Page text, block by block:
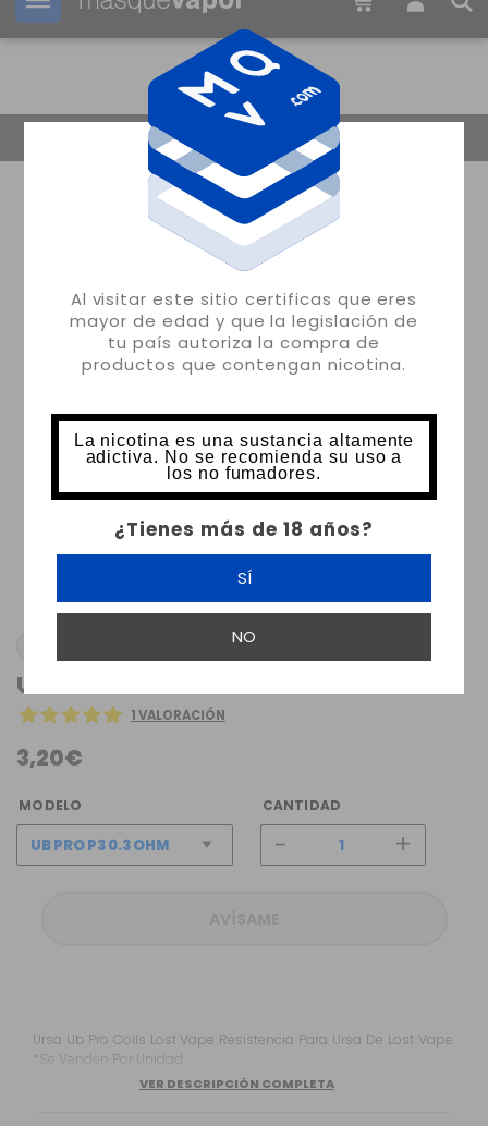
Al visitar este sitio certificas que eres
mayor de edad y que la legislación de
tu país autoriza la compra de
productos que contengan nicotina.
La nicotina es una sustancia altamente
adictiva. No se recomienda su uso a
los no fumadores.
¿Tienes más de 18 años?
SÍ
NO
Tu pedido puede ser enviado en 23m:
1 VALORACIÓN
3,20€
MODELO CANTIDAD
- +
Ursa Ub Pro Coils Lost Vape Resistencia Para Ursa De Lost Vape.
*Se Venden Por Unidad.
VER DESCRIPCIÓN COMPLETA